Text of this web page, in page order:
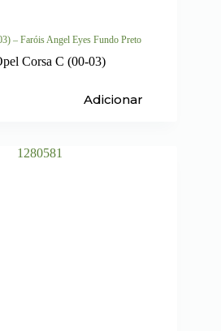
– Faróis Angel Eyes Fundo Preto
Corsa C (00-03)
Adicionar